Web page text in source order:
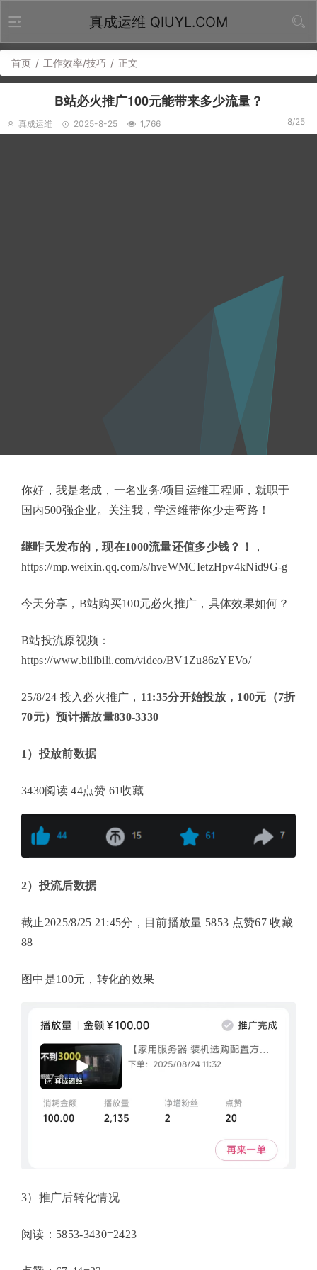
真成运维 QIUYL.COM
首页 / 工作效率/技巧 / 正文
B站必火推广100元能带来多少流量？
真成运维 2025-8-25 1,766 8/25
你好，我是老成，一名业务/项目运维工程师，就职于
国内500强企业。关注我，学运维带你少走弯路！
继昨天发布的，现在1000流量还值多少钱？！
，
https://mp.weixin.qq.com/s/hveWMCIetzHpv4kNid9G-g
今天分享，B站购买100元必火推广，具体效果如何？
B站投流原视频：
https://www.bilibili.com/video/BV1Zu86zYEVo/
25/8/24 投入必火推广， 11:35分开始投放，100元（7折
70元）预计播放量830-3330
1）投放前数据
3430阅读 44点赞 61收藏
2）投流后数据
截止2025/8/25 21:45分，目前播放量 5853 点赞67 收藏
88
图中是100元，转化的效果
3）推广后转化情况
阅读：5853-3430=2423